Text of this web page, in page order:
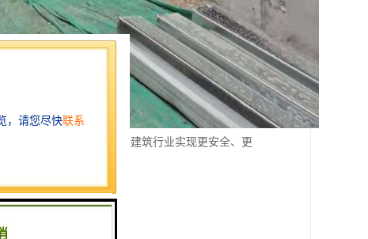
性能的楼承板产品，助力建筑行业实现更安全、更